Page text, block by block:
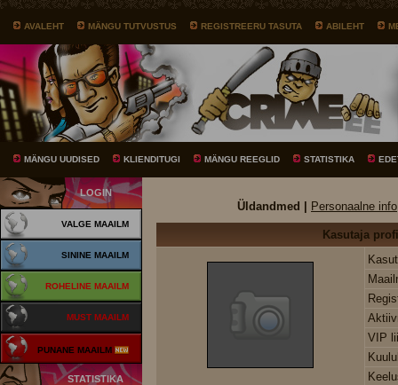
AVALEHT MÄNGU TUTVUSTUS REGISTREERU TASUTA ABILEHT
MÄNGU UUDISED KLIENDITUGI MÄNGU REEGLID STATISTIKA
LOGIN
VALGE MAAILM
SININE MAAILM
ROHELINE MAAILM
MUST MAAILM
PUNANE MAAILM
STATISTIKA
Üldandmed | Personaalne info
Kasutaja
VIP